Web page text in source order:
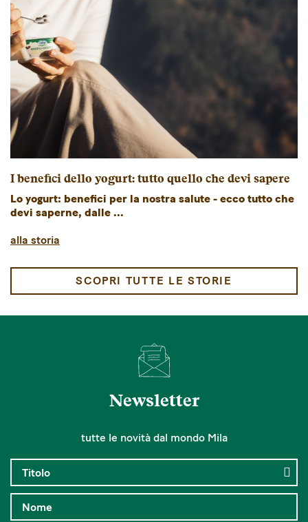
I benefici dello yogurt: tutto quello che devi sapere
Lo yogurt: benefici per la nostra salute - ecco tutto che
devi saperne, dalle ...
alla storia
SCOPRI TUTTE LE STORIE
Newsletter
tutte le novità dal mondo Mila